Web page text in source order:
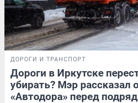
ДОРОГИ И ТРАНСПОРТ
Дороги в Иркутске
убирать? Мэр рассказал
«Автодора» перед